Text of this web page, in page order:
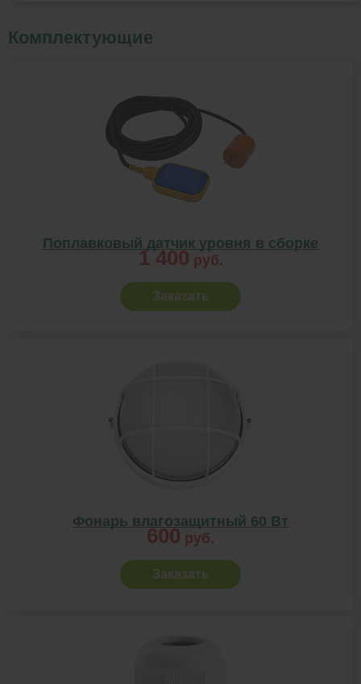
Комплектующие
Поплавковый датчик уровня в сборке
1 400 руб.
Заказать
Фонарь влагозащитный 60 Вт
600 руб.
Заказать